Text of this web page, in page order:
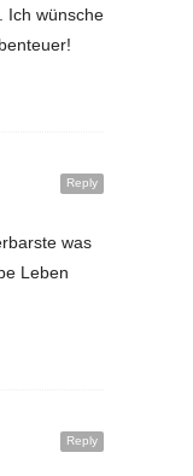
Ich wünsche
Reply
was
Leben
Reply